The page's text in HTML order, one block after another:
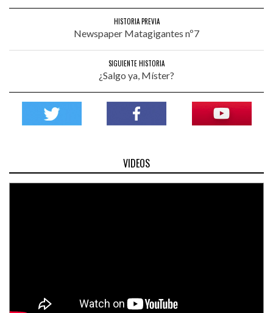
HISTORIA PREVIA
Newspaper Matagigantes nº7
SIGUIENTE HISTORIA
¿Salgo ya, Míster?
VIDEOS